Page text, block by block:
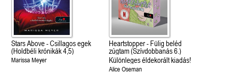
Stars Above - Csillagos egek
(Holdbéli krónikák 4,5)
Marissa Meyer
Heartstopper - Fülig beléd
zúgtam (Szívdobbanás 6.)
Különleges éldekorált kiadás!
Alice Oseman